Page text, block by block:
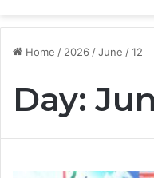
Home / 2026 /June /12
Day: